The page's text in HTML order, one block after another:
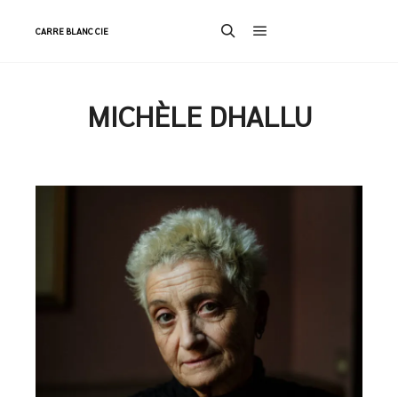
CARRE BLANC CIE
MICHÈLE DHALLU